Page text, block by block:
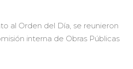
al Orden del Día, se reunieron
interna de Obras Públicas